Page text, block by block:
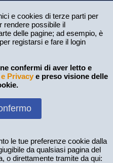
e cookies di terze parti per
rendere possibile il
delle pagine; ad esempio, è
registarsi e fare il login
confermi di aver letto e
Privacy e preso visione delle
le tue preferenze cookie dalla
da qualsiasi pagina del
o direttamente tramite da qui: